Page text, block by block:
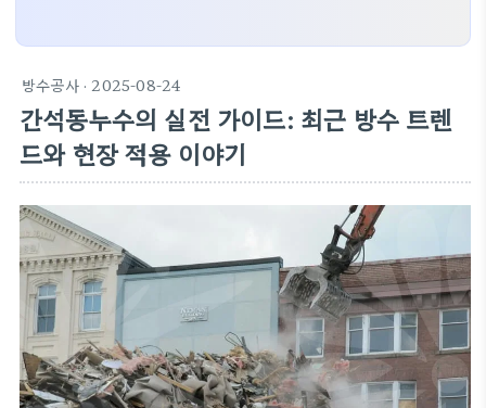
방수공사· 2025-08-24
간석동누수의 실전 가이드: 최근 방수 트렌
드와 현장 적용 이야기